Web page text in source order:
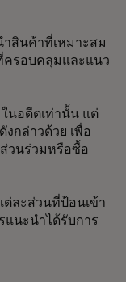
ำสินค้าที่เหมาะสม
ครอบคลุมและแนว
นอดีตเท่านั้น แต่
งกล่าวด้วย เพื่อ
วนร่วมหรือซื้อ
ต่ละส่วนที่ป้อนเข้า
แนะนำได้รับการ